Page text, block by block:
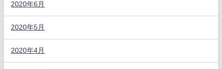
2020年6月
2020年5月
2020年4月